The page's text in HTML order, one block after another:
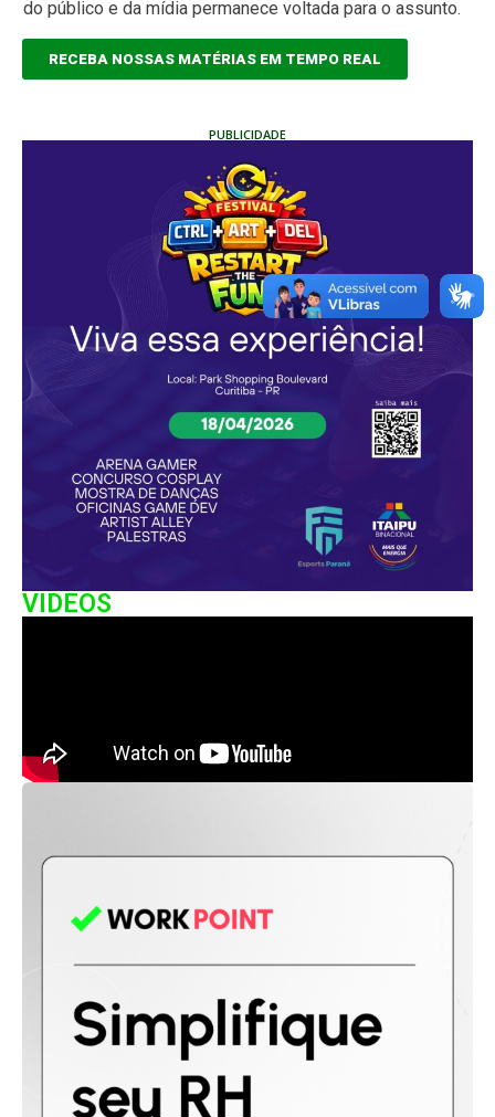
do público e da mídia permanece voltada para o assunto.
RECEBA NOSSAS MATÉRIAS EM TEMPO REAL
PUBLICIDADE
VIDEOS